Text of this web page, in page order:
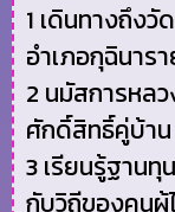
1 เดินทางถึง
อำเภอกุฉินา
2 นมัสการหล
ศักดิ์สิทธิ์คู่บ้าน
3 เรียนรู้ฐาน
กับวิถีของคนผู้